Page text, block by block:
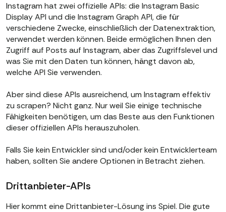
Instagram hat zwei offizielle APIs: die Instagram Basic
Display API und die Instagram Graph API, die für
verschiedene Zwecke, einschließlich der Datenextraktion,
verwendet werden können. Beide ermöglichen Ihnen den
Zugriff auf Posts auf Instagram, aber das Zugriffslevel und
was Sie mit den Daten tun können, hängt davon ab,
welche API Sie verwenden.
Aber sind diese APIs ausreichend, um Instagram effektiv
zu scrapen? Nicht ganz. Nur weil Sie einige technische
Fähigkeiten benötigen, um das Beste aus den Funktionen
dieser offiziellen APIs herauszuholen.
Falls Sie kein Entwickler sind und/oder kein Entwicklerteam
haben, sollten Sie andere Optionen in Betracht ziehen.
Drittanbieter-APIs
Hier kommt eine Drittanbieter-Lösung ins Spiel. Die gute